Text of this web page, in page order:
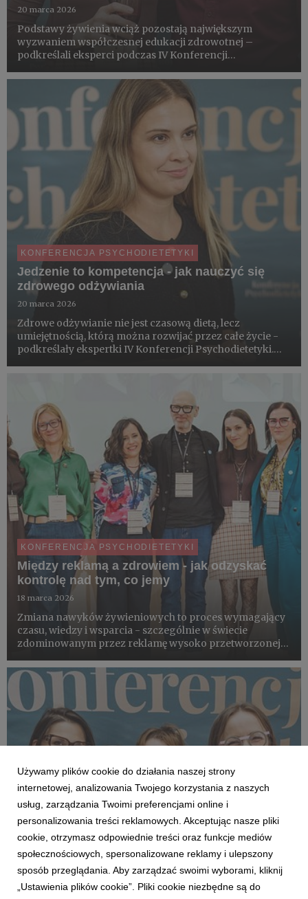
20 marca 2026
Podstawy żywienia wciąż pozostają największym
wyzwaniem współczesnej edukacji zdrowotnej –
podkreślali eksperci podczas IV Konferencji
wysoko przetworzonej żywności powrót do prostych,
lokalnych produktów - w tym owoców ja...
KONFERENCJA PSYCHODIETETYKI
Jedzenie to kompetencja - jak nauczyć się
zdrowego odżywiania
20 marca 2026
Zdrowe odżywianie nie jest czasową dietą, lecz
umiejętnością, którą można rozwijać przez całe życie -
podkreślały ekspertki IV Konferencji Psychodietetyki.
KONFERENCJA PSYCHODIETETYKI
Między reklamą a zdrowiem - jak odzyskać
kontrolę nad tym, co jemy
18 marca 2026
Zmiana nawyków żywieniowych to proces wymagający
czasu, wiedzy i wsparcia - szczególnie w świecie
zdominowanym przez reklamę wysoko przetworzonej
ekspertki podkreślały, że powrót do prostych, lokalnych
produktów może być k...
KONFERENCJA PSYCHODIETETYKI
Co? Jak? Dlaczego? - aronia w centrum
rozmów o zdrowym odżywianiu
17 marca 2026
Używamy plików cookie do działania naszej strony
internetowej, analizowania Twojego korzystania z naszych
usług, zarządzania Twoimi preferencjami online i
personalizowania treści reklamowych. Akceptując nasze pliki
cookie, otrzymasz odpowiednie treści oraz funkcje mediów
społecznościowych, spersonalizowane reklamy i ulepszony
sposób przeglądania. Aby zarządzać swoimi wyborami, kliknij
„Ustawienia plików cookie”. Pliki cookie niezbędne są do